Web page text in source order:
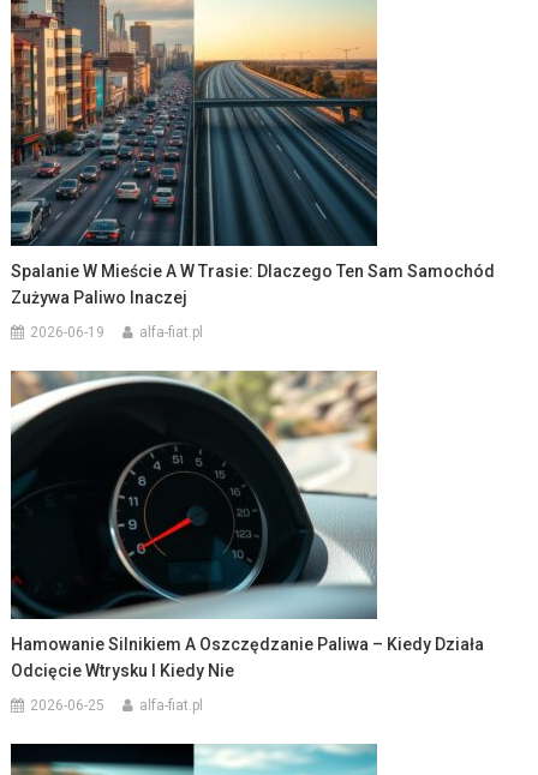
Spalanie W Mieście A W Trasie: Dlaczego Ten Sam Samochód
Zużywa Paliwo Inaczej
2026-06-19 alfa-fiat.pl
Hamowanie Silnikiem A Oszczędzanie Paliwa – Kiedy Działa
Odcięcie Wtrysku I Kiedy Nie
2026-06-25 alfa-fiat.pl